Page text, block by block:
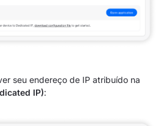
seu endereço de IP atribuído na
IP):